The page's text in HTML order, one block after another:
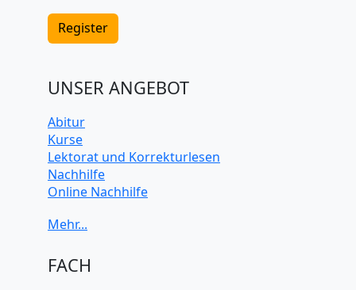
Register
UNSER ANGEBOT
Abitur
Kurse
Lektorat und Korrekturlesen
Nachhilfe
Online Nachhilfe
FACH